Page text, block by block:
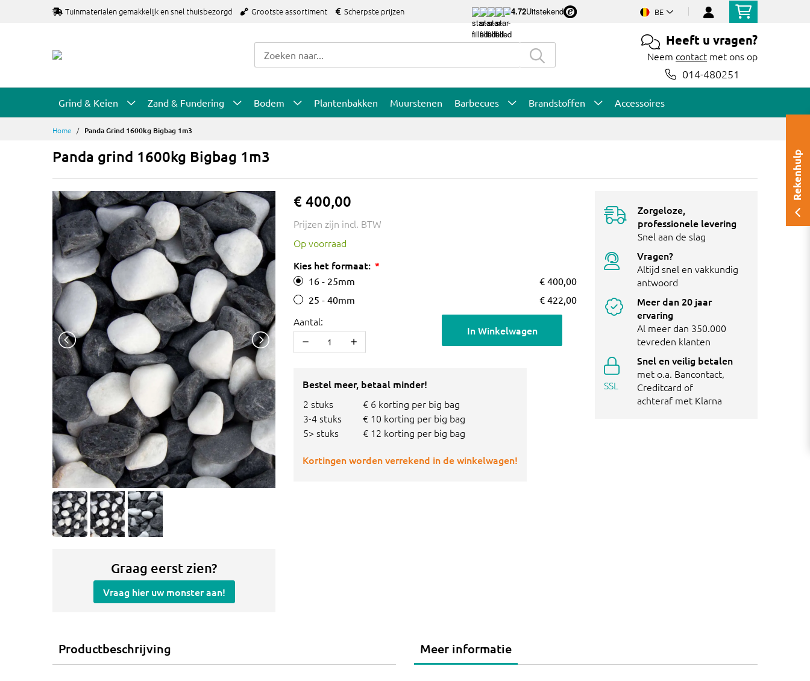
Tuinmaterialen gemakkelijk en snel thuisbezorgd Grootste assortiment Scherpste prijzen 4.72Uitstekend BE
Heeft u vragen?
Neem contact met ons op
014-480251
Grind & Keien Zand & Fundering Bodem Plantenbakken Muurstenen Barbecues Brandstoffen Accessoires
Home Panda Grind 1600kg Bigbag 1m3
Panda grind 1600kg Bigbag 1m3
Graag eerst zien?
Vraag hier uw monster aan!
€ 400,00
Prijzen zijn incl. BTW
Op voorraad
Kies het formaat:
16 - 25mm
€ 400,00
25 - 40mm
€ 422,00
Aantal:
In Winkelwagen
Bestel meer, betaal minder!
2 stuks
€ 6 korting per big bag
3-4 stuks
€ 10 korting per big bag
5> stuks
€ 12 korting per big bag
Kortingen worden verrekend in de winkelwagen!
Zorgeloze,
professionele levering
Snel aan de slag
Vragen?
Altijd snel en vakkundig
antwoord
Meer dan 20 jaar
ervaring
Al meer dan 350.000
tevreden klanten
SSL
Snel en veilig betalen
met o.a. Bancontact,
Creditcard of
achteraf met Klarna
Productbeschrijving Meer informatie
Rekenhulp